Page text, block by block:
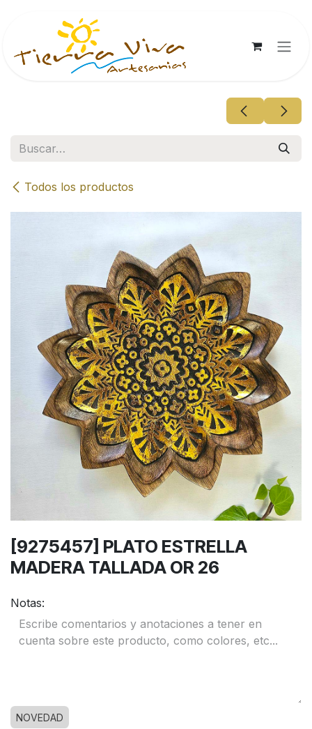
Todos los productos
[9275457] PLATO ESTRELLA
MADERA TALLADA OR 26
Notas:
NOVEDAD